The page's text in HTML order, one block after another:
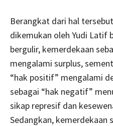
Berangkat dari hal
dikemukan oleh Yudi Latif
bergulir, kemerdekaan
mengalami surplus,
“hak positif” mengalami
sebagai “hak negatif”
sikap represif dan
Sedangkan, kemerdekaan